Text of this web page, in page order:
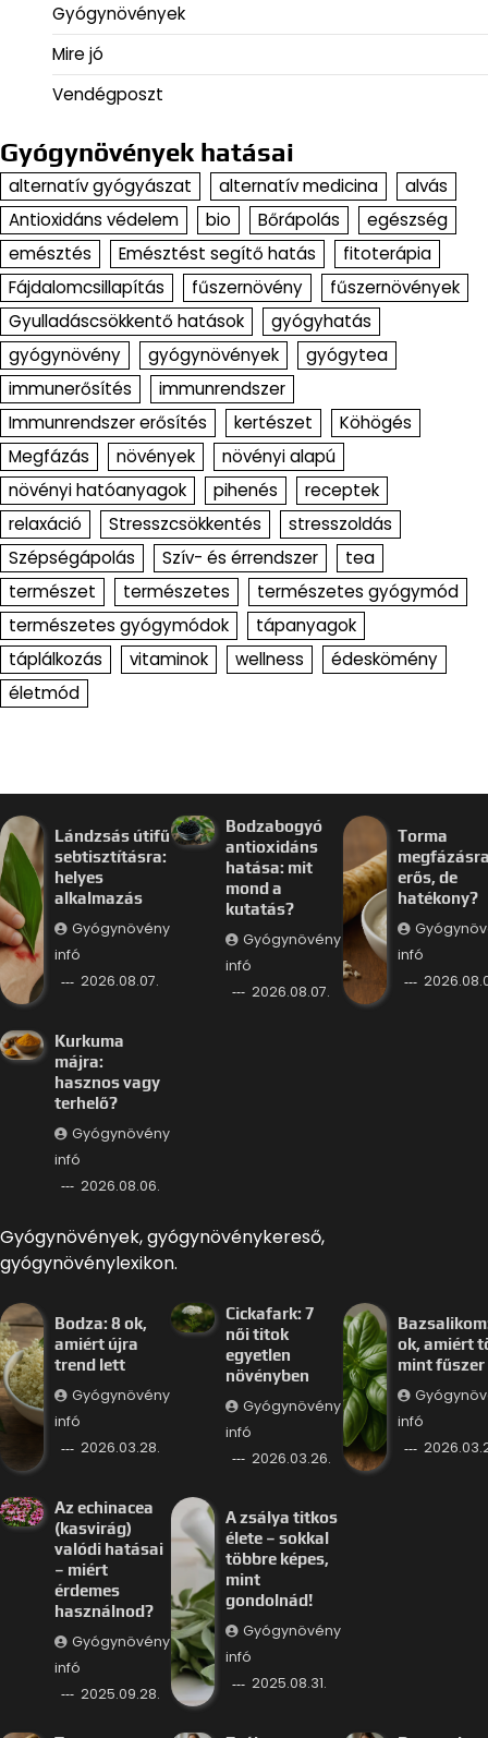
Gyógynövények
Mire jó
Vendégposzt
Gyógynövények hatásai
alternatív gyógyászat alternatív medicina
alvás
Antioxidáns védelem
bio Bőrápolás
egészség
emésztés
Emésztést segítő hatás
fitoterápia
Fájdalomcsillapítás
fűszernövény
fűszernövények
Gyulladáscsökkentő hatások
gyógyhatás
gyógynövény
gyógynövények
gyógytea
immunerősítés
immunrendszer
Immunrendszer erősítés
kertészet
Köhögés
Megfázás
növények
növényi alapú
növényi hatóanyagok
pihenés
receptek
relaxáció
Stresszcsökkentés
stresszoldás
Szépségápolás
Szív- és érrendszer
tea
természet
természetes
természetes gyógymód
természetes gyógymódok
tápanyagok
táplálkozás
vitaminok wellness
édeskömény
életmód
Lándzsás útifű
sebtisztításra:
helyes
alkalmazás
Gyógynövény
infó
2026.08.07.
Bodzabogyó
antioxidáns
hatása: mit
mond a
kutatás?
Gyógynövény
infó
2026.08.07.
Torma
erős, de
hatékony?
infó
Kurkuma
májra:
hasznos vagy
terhelő?
Gyógynövény
infó
2026.08.06.
Gyógynövények, gyógynövénykereső,
gyógynövénylexikon.
Bodza: 8 ok,
amiért újra
trend lett
Gyógynövény
infó
2026.03.28.
Cickafark: 7
női titok
egyetlen
növényben
Gyógynövény
infó
2026.03.26.
ok, amiért
mint fűszer
infó
Az echinacea
(kasvirág)
valódi hatásai
– miért
érdemes
használnod?
Gyógynövény
infó
2025.09.28.
A zsálya titkos
élete – sokkal
többre képes,
mint
gondolnád!
Gyógynövény
infó
2025.08.31.